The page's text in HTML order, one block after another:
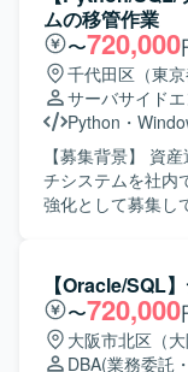
書き換え作業を行
加え、移行後シス
当していただきま
作業、移行後の運
ルを通じてご参画いただきます
件に対して主体的
ただける方を求
時の状況について
るコミュニケーシ
めています。 【ポジションの魅力】 証券リサーチという金
融領域のシステム
キルの両面を高め
新規バッチ開発の
ムの移管作業
〜720,000
千代田区（東京
サーバサイド
Python ・
【募集背景】 資
チシステムを社内
強化として募集しております。 【
は、既存バッチ
の実施、リリース
す。あわせて、必
ストもご対応いただきます。 【求め
【Oracle/SQL
〜720,000
大阪市北区（大
DBA(業務委託